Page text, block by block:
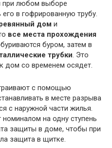
при любом выборе
в гофрированную трубу.
дом и
все места прохождения
буром, затем в
трубки. Это
дом со временем осядет.
с помощью
в месте разрыва
с наружной части жилья.
на одну ступень
защиты в доме, чтобы при
защита в щитке.